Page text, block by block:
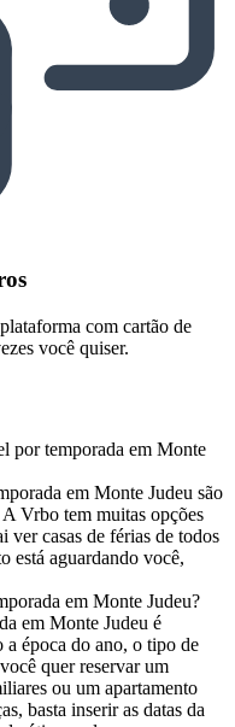
com cartão de
você quiser.
por temporada em Monte
em Monte Judeu são
Vrbo tem muitas opções
ver casas de férias de todos
está aguardando você,
em Monte Judeu?
em Monte Judeu é
época do ano, o tipo de
quer reservar um
ou um apartamento
basta inserir as datas da